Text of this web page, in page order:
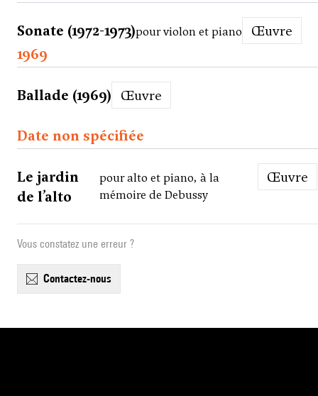
Sonate (1972-1973)pour violon et piano
Œuvre
1969
Ballade (1969) Œuvre
Date non spécifiée
Le jardin
de l’alto
pour alto et piano, à la
mémoire de Debussy
Œuvre
Vous constatez une erreur ?
contactez-nous